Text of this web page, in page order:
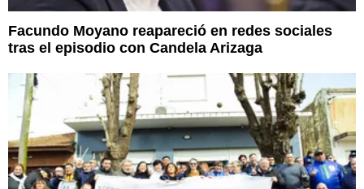
Facundo Moyano reapareció en redes sociales
tras el episodio con Candela Arizaga